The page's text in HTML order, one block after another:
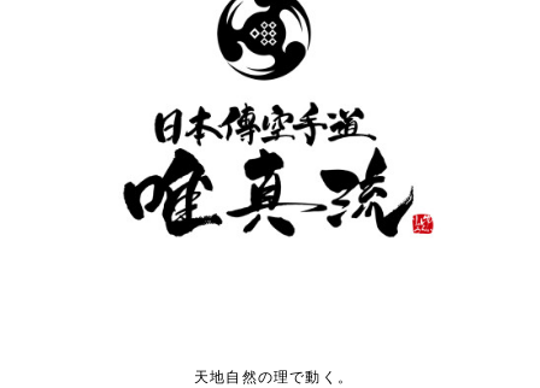
天地自然の理で動く。